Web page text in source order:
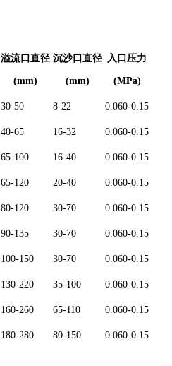
溢流口直径
(mm)
沉沙口直径
(mm)
入口压力
(MPa)
30-50 8-22 0.060-0.15
40-65 16-32 0.060-0.15
65-100 16-40 0.060-0.15
65-120 20-40 0.060-0.15
80-120 30-70 0.060-0.15
90-135 30-70 0.060-0.15
100-150 30-70 0.060-0.15
130-220 35-100 0.060-0.15
160-260 65-110 0.060-0.15
180-280 80-150 0.060-0.15